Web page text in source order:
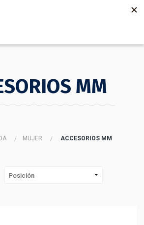
MM
MUJER ACCESORIOS MM